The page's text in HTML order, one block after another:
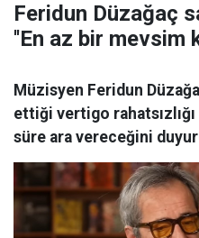
Feridun Düzağaç
''En az bir mevsim
Müzisyen Feridun
ettiği vertigo
süre ara vereceğini